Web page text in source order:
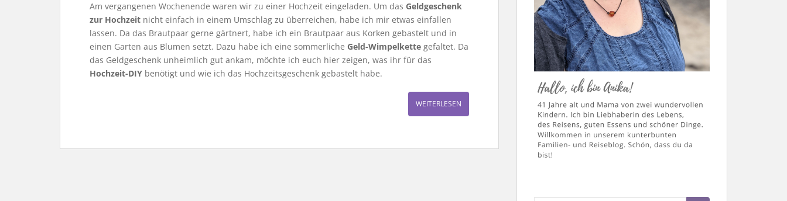
Am vergangenen Wochenende waren wir zu einer Hochzeit eingeladen. Um das Geldgeschenk
zur Hochzeit nicht einfach in einem Umschlag zu überreichen, habe ich mir etwas einfallen
lassen. Da das Brautpaar gerne gärtnert, habe ich ein Brautpaar aus Korken gebastelt und in
einen Garten aus Blumen setzt. Dazu habe ich eine sommerliche Geld-Wimpelkette gefaltet. Da
das Geldgeschenk unheimlich gut ankam, möchte ich euch hier zeigen, was ihr für das
Hochzeit-DIY benötigt und wie ich das Hochzeitsgeschenk gebastelt habe.
WEITERLESEN